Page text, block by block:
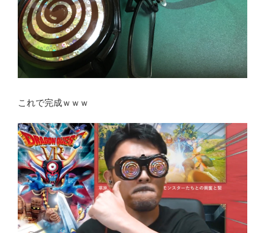
これで完成ｗｗｗ